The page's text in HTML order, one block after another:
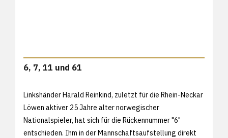
6, 7, 11 und 61
Linkshänder Harald Reinkind, zuletzt für die Rhein-Neckar
Löwen aktiver 25 Jahre alter norwegischer
Nationalspieler, hat sich für die Rückennummer "6"
entschieden. Ihm in der Mannschaftsaufstellung direkt